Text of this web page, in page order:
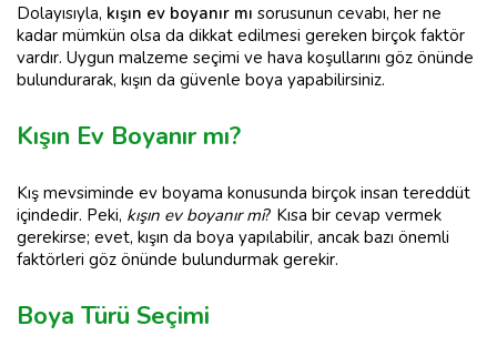
Dolayısıyla, kışın ev boyanır mı sorusunun cevabı, her ne
kadar mümkün olsa da dikkat edilmesi gereken birçok faktör
vardır. Uygun malzeme seçimi ve hava koşullarını göz önünde
bulundurarak, kışın da güvenle boya yapabilirsiniz.
Kışın Ev Boyanır mı?
Kış mevsiminde ev boyama konusunda birçok insan tereddüt
içindedir. Peki, kışın ev boyanır mı? Kısa bir cevap vermek
gerekirse; evet, kışın da boya yapılabilir, ancak bazı önemli
faktörleri göz önünde bulundurmak gerekir.
Boya Türü Seçimi